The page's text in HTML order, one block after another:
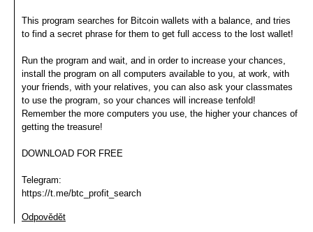
This program searches for Bitcoin wallets with a balance, and tries
to find a secret phrase for them to get full access to the lost wallet!
Run the program and wait, and in order to increase your chances,
install the program on all computers available to you, at work, with
your friends, with your relatives, you can also ask your classmates
to use the program, so your chances will increase tenfold!
Remember the more computers you use, the higher your chances of
getting the treasure!
DOWNLOAD FOR FREE
Telegram:
https://t.me/btc_profit_search
Odpovědět